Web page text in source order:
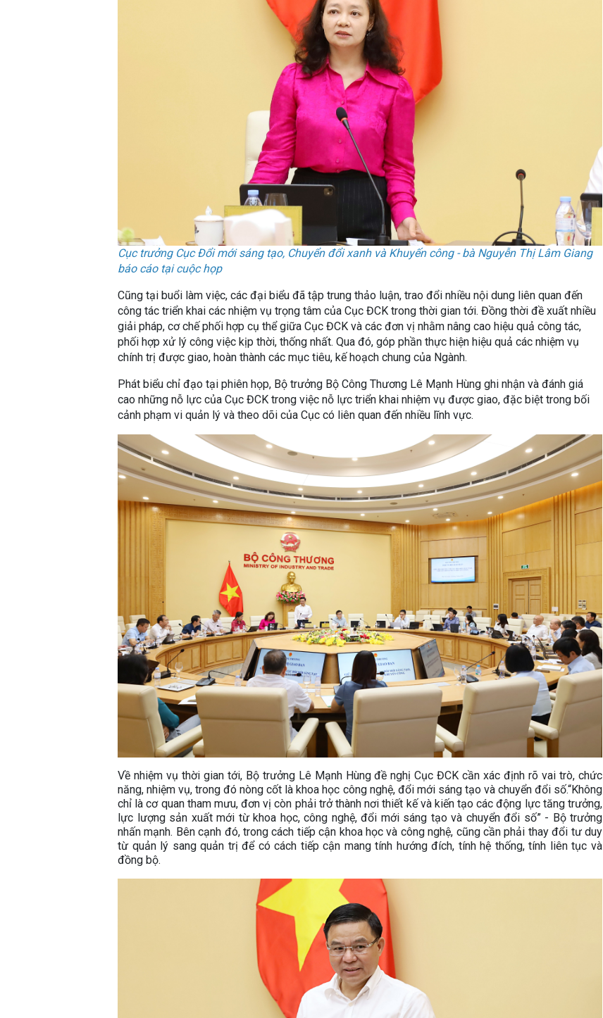
Cục trưởng Cục Đổi mới sáng tạo, Chuyển đổi xanh và Khuyến công - bà Nguyễn Thị Lâm Giang
báo cáo tại cuộc họp
Cũng tại buổi làm việc, các đại biểu đã tập trung thảo luận, trao đổi nhiều nội dung liên quan đến
công tác triển khai các nhiệm vụ trọng tâm của Cục ĐCK trong thời gian tới. Đồng thời đề xuất nhiều
giải pháp, cơ chế phối hợp cụ thể giữa Cục ĐCK và các đơn vị nhằm nâng cao hiệu quả công tác,
phối hợp xử lý công việc kịp thời, thống nhất. Qua đó, góp phần thực hiện hiệu quả các nhiệm vụ
chính trị được giao, hoàn thành các mục tiêu, kế hoạch chung của Ngành.
Phát biểu chỉ đạo tại phiên họp, Bộ trưởng Bộ Công Thương Lê Mạnh Hùng ghi nhận và đánh giá
cao những nỗ lực của Cục ĐCK trong việc nỗ lực triển khai nhiệm vụ được giao, đặc biệt trong bối
cảnh phạm vi quản lý và theo dõi của Cục có liên quan đến nhiều lĩnh vực.
Về nhiệm vụ thời gian tới, Bộ trưởng Lê Mạnh Hùng đề nghị Cục ĐCK cần xác định rõ vai trò, chức
năng, nhiệm vụ, trong đó nòng cốt là khoa học công nghệ, đổi mới sáng tạo và chuyển đổi số.“Không
chỉ là cơ quan tham mưu, đơn vị còn phải trở thành nơi thiết kế và kiến tạo các động lực tăng trưởng,
lực lượng sản xuất mới từ khoa học, công nghệ, đổi mới sáng tạo và chuyển đổi số” - Bộ trưởng
nhấn mạnh. Bên cạnh đó, trong cách tiếp cận khoa học và công nghệ, cũng cần phải thay đổi tư duy
từ quản lý sang quản trị để có cách tiếp cận mang tính hướng đích, tính hệ thống, tính liên tục và
đồng bộ.